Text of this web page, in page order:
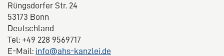
Rüngsdorfer Str. 24
53173 Bonn
Deutschland
Tel: +49 228 9569717
E-Mail: info@ahs-kanzlei.de